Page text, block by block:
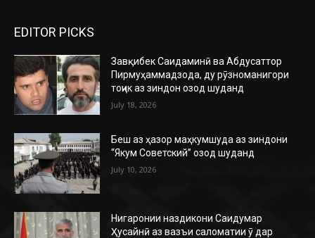
EDITOR PICKS
Завқибек Саидаминӣ ва Абдусаттор
Пирмуҳаммадзода, ду рӯзноманигори
тоҷик аз зиндон озод шуданд
July 18, 2026
Беш аз ҳазор маҳкумшуда аз зиндони
“Якум Советский” озод шуданд
July 10, 2026
Нигаронии наздикони Саидумар
Ҳусайнӣ аз вазъи саломатии ӯ дар